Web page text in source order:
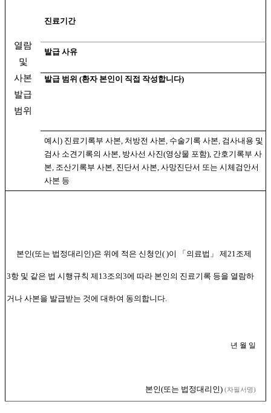
열람
및
사본
발급
범위
진료기간
발급 사유
발급 범위 (환자 본인이 직접 작성합니다)
예시) 진료기록부 사본, 처방전 사본, 수술기록 사본, 검사내용 및
검사 소견기록의 사본, 방사선 사진(영상물 포함), 간호기록부 사
본, 조산기록부 사본, 진단서 사본, 사망진단서 또는 시체검안서
사본 등
본인(또는 법정대리인)은 위에 적은 신청인( )이 「 의료법 」제21조제
3항 및 같은 법 시행규칙 제 13조의3에 따라 본인의 진료기록 등을 열람하
거나 사본을 발급받는 것에 대하여 동의합니다.
년 월 일
본인(또는 법정대리인) (자필서명)